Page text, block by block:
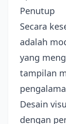
Penutup
Secara
adalah
yang
tampilan
Desain
dengan